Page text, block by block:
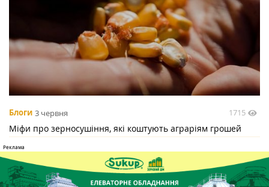
Блоги 3 червня 1715
Міфи про зерносушіння, які коштують аграріям грошей